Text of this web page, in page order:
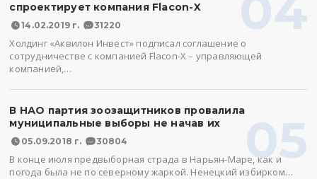
спроектирует компания Flacon-X
14.02.2019 г. 31220
Холдинг «Аквилон Инвест» подписал соглашение о
сотрудничестве с компанией Flacon-X – управляющей
компанией,…
05
В НАО партия зоозащитников провалила
муниципальные выборы не начав их
05.09.2018 г. 30804
В конце июля предвыборная страда в Нарьян-Маре, как и
погода была не по северному жаркой. Ненецкий избирком…